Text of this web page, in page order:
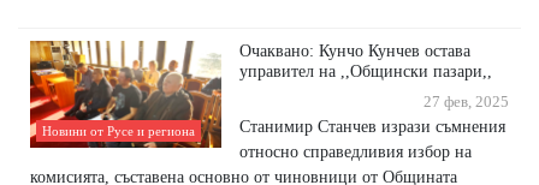
Новини от Русе и региона
Очаквано: Кунчо Кунчев остава
управител на ,,Общински пазари,,
27 фев, 2025
Станимир Станчев изрази съмнения
относно справедливия избор на
комисията, съставена основно от чиновници от Общината